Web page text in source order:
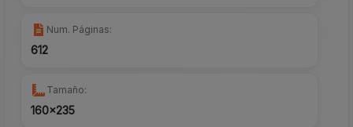
Num. Páginas:
612
Tamaño:
160x235